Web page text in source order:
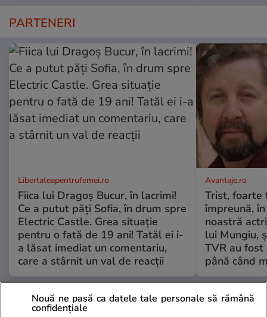
PARTENERI
Libertateapentrufemei.ro
Fiica lui Dragoș Bucur, în lacrimi!
Ce a putut păți Sofia, în drum spre
Electric Castle. Grea situație
pentru o fată de 19 ani! Tatăl ei i-
a lăsat imediat un comentariu,
care a stârnit un val de reacții
Avantaje.ro
Trist, foarte
împreună,
noastră
lui Mungiu,
TVR au
până când
ȘTIRI ROMÂNIA
Nouă ne pasă ca datele tale personale să rămână
confidențiale